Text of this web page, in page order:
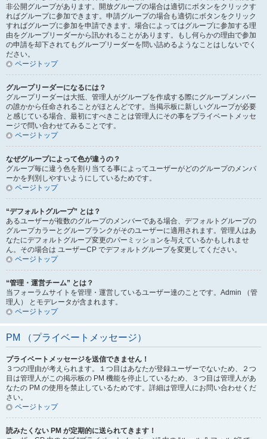
非公開グループがあります。開放グループの場合は適切にボタンをクリックす
ればグループに参加できます。申請グループの場合も適切にボタンをクリック
すればグループに参加を申請できます。場合によってはグループに参加する理
由をグループリーダーから訊かれることがあります。もし何らかの理由で参加
の申請を却下されてもグループリーダーを問い詰めるようなことはしないでく
ださい。
ページトップ
グループリーダーになるには？
グループリーダーは大抵、管理人がグループを作成する際にグループメンバー
の誰かから任命されることがほとんどです。当掲示板に新しいグループが必要
と感じている場合、最初にすべきことは管理人にその事をプライベートメッセ
ージで問い合わせてみることです。
ページトップ
なぜグループによって色が違うの？
グループ毎に違う色を割り当てる事によってユーザーがどのグループのメンバ
ーかを判別しやすいようにしているためです。
ページトップ
“デフォルトグループ” とは？
あるユーザーが複数のグループのメンバーである場合、デフォルトグループの
グループカラーとグループランクがそのユーザーに適用されます。管理人はあ
なたにデフォルトグループ変更のパーミッションを与えているかもしれませ
ん。その場合は ユーザーCP でデフォルトグループを変更してください。
ページトップ
“管理・運営チーム” とは？
当フォーラムサイトを管理・運営しているユーザー達のことです。Admin （管
理人） とモデレータが含まれます。
ページトップ
PM （プライベートメッセージ）
プライベートメッセージを送信できません！
３つの理由が考えられます。１つ目はあなたが登録ユーザーでないため、２つ
目は管理人がこの掲示板の PM 機能を停止しているため、３つ目は管理人があ
なたの PM の使用を禁止しているためです。詳細は管理人にお問い合わせくだ
さい。
ページトップ
読みたくない PM が定期的に送られてきます！